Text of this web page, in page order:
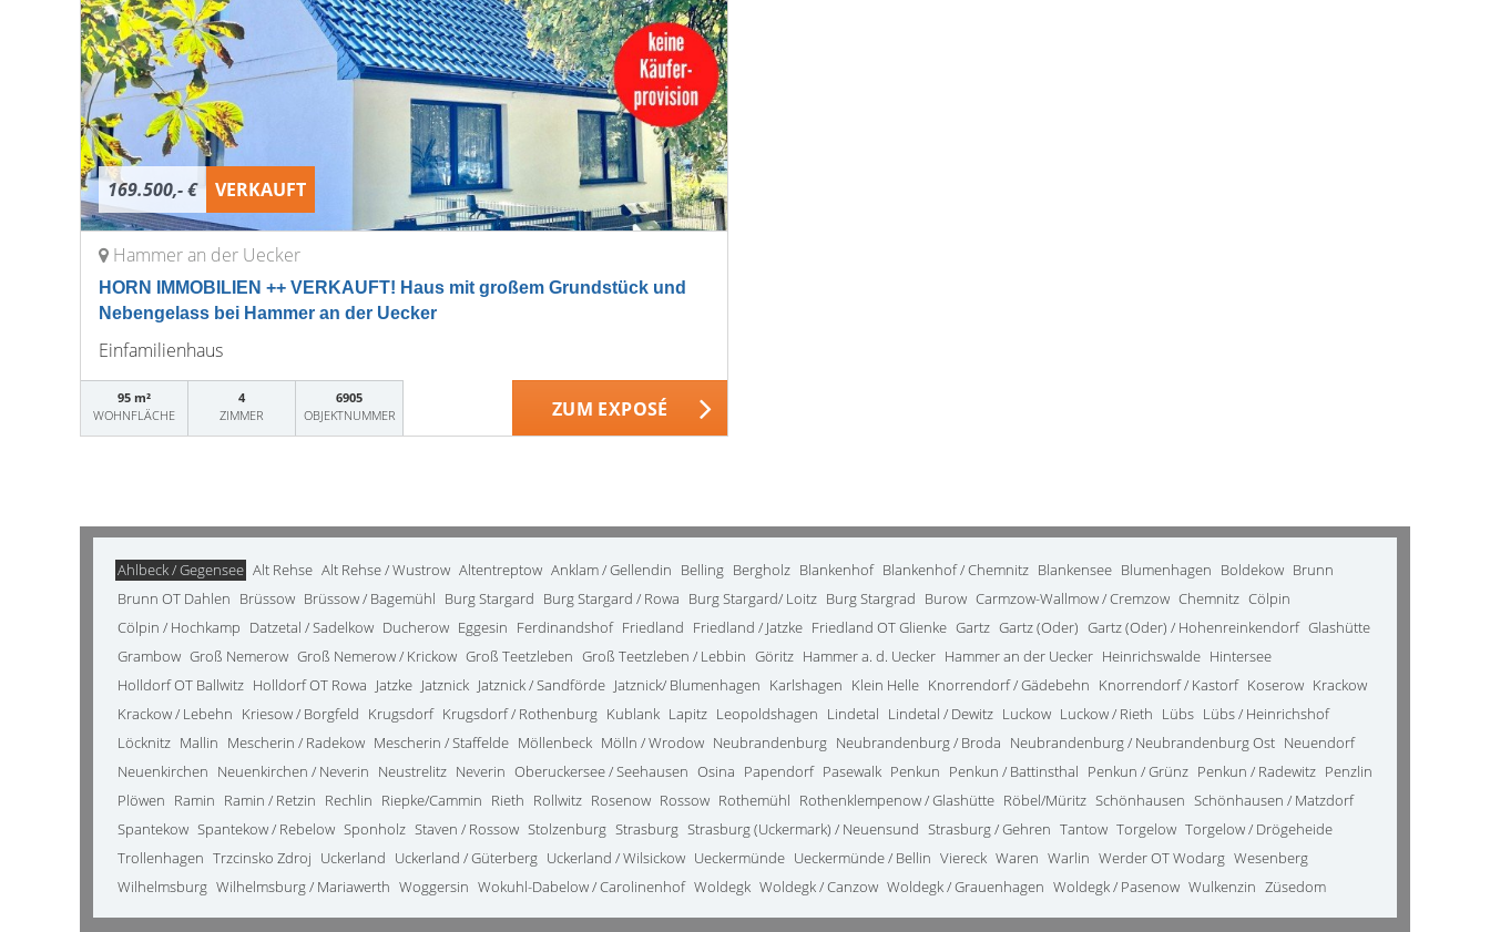
169.500,- € VERKAUFT
Hammer an der Uecker
HORN IMMOBILIEN ++ VERKAUFT! Haus mit großem Grundstück und
Nebengelass bei Hammer an der Uecker
Einfamilienhaus
95 m²
WOHNFLÄCHE
4
ZIMMER
6905
OBJEKTNUMMER
ZUM EXPOSÉ
Ahlbeck / Gegensee Alt Rehse Alt Rehse / Wustrow Altentreptow Anklam / Gellendin Belling Bergholz Blankenhof Blankenhof / Chemnitz Blankensee Blumenhagen Boldekow Brunn
Brunn OT Dahlen Brüssow Brüssow / Bagemühl Burg Stargard Burg Stargard / Rowa Burg Stargard/ Loitz Burg Stargrad Burow Carmzow-Wallmow / Cremzow Chemnitz Cölpin
Cölpin / Hochkamp Datzetal / Sadelkow Ducherow Eggesin Ferdinandshof Friedland Friedland / Jatzke Friedland OT Glienke Gartz Gartz (Oder) Gartz (Oder) / Hohenreinkendorf Glashütte
Grambow Groß Nemerow Groß Nemerow / Krickow Groß Teetzleben Groß Teetzleben / Lebbin Göritz Hammer a. d. Uecker Hammer an der Uecker Heinrichswalde Hintersee
Holldorf OT Ballwitz Holldorf OT Rowa Jatzke Jatznick Jatznick / Sandförde Jatznick/ Blumenhagen Karlshagen Klein Helle Knorrendorf / Gädebehn Knorrendorf / Kastorf Koserow Krackow
Krackow / Lebehn Kriesow / Borgfeld Krugsdorf Krugsdorf / Rothenburg Kublank Lapitz Leopoldshagen Lindetal Lindetal / Dewitz Luckow Luckow / Rieth Lübs Lübs / Heinrichshof
Löcknitz Mallin Mescherin / Radekow Mescherin / Staffelde Möllenbeck Mölln / Wrodow Neubrandenburg Neubrandenburg / Broda Neubrandenburg / Neubrandenburg Ost Neuendorf
Neuenkirchen Neuenkirchen / Neverin Neustrelitz Neverin Oberuckersee / Seehausen Osina Papendorf Pasewalk Penkun Penkun / Battinsthal Penkun / Grünz Penkun / Radewitz Penzlin
Plöwen Ramin Ramin / Retzin Rechlin Riepke/Cammin Rieth Rollwitz Rosenow Rossow Rothemühl Rothenklempenow / Glashütte Röbel/Müritz Schönhausen Schönhausen / Matzdorf
Spantekow Spantekow / Rebelow Sponholz Staven / Rossow Stolzenburg Strasburg Strasburg (Uckermark) / Neuensund Strasburg / Gehren Tantow Torgelow Torgelow / Drögeheide
Trollenhagen Trzcinsko Zdroj Uckerland Uckerland / Güterberg Uckerland / Wilsickow Ueckermünde Ueckermünde / Bellin Viereck Waren Warlin Werder OT Wodarg Wesenberg
Wilhelmsburg Wilhelmsburg / Mariawerth Woggersin Wokuhl-Dabelow / Carolinenhof Woldegk Woldegk / Canzow Woldegk / Grauenhagen Woldegk / Pasenow Wulkenzin Züsedom